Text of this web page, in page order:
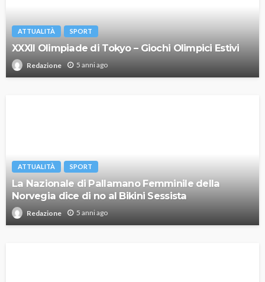
ATTUALITÀ SPORT
XXXII Olimpiade di Tokyo – Giochi Olimpici Estivi
Redazione 5 anni ago
ATTUALITÀ SPORT
La Nazionale di Pallamano Femminile della
Norvegia dice di no al Bikini Sessista
Redazione 5 anni ago